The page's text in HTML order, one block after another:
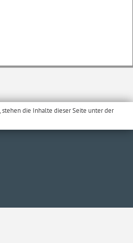
, stehen die Inhalte dieser Seite unter der